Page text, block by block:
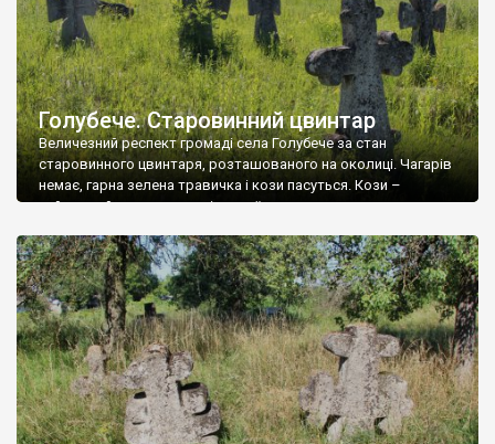
Голубече. Старовинний цвинтар
Величезний респект громаді села Голубече за стан
старовинного цвинтаря, розташованого на околиці. Чагарів
немає, гарна зелена травичка і кози пасуться. Кози –
найкращий регулятор шкідливої, для старих кладовищ,
бруньками, кози ті бруньки обгризають, бо то улюблений
делікатес. На цвинтарі у Голубечому ціла колекція
різноманітних форм хрестів. Село відносно невелике, […]